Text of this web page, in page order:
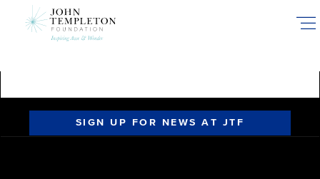
SIGN UP FOR NEWS AT JTF